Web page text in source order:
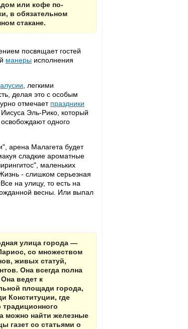
или кофе по-
в обязательном
стакане.
посвящает гостей
манеры исполнения
, легкими
делая это с особым
отмечает праздники
Эль-Рико, который
освобождают одного
арена Малагета будет
сладкие ароматные
маленьких
- слишком серьезная
на улицу, то есть на
весны. Или выпал
улица города —
со множеством
живых статуй,
Она всегда полна
ведет к
площади города,
Конституции, где
можно найти железные
газет со статьями о